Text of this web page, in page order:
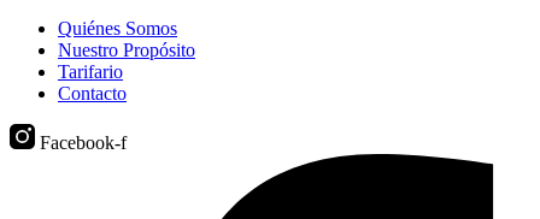
Quiénes Somos
Nuestro Propósito
Tarifario
Contacto
Facebook-f